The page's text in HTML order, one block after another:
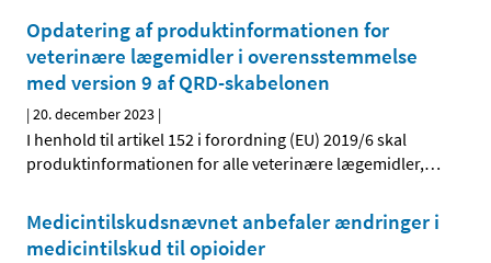
Opdatering af produktinformationen for
veterinære lægemidler i overensstemmelse
med version 9 af QRD-skabelonen
|20. december 2023 |
I henhold til artikel 152 i forordning (EU) 2019/6 skal
produktinformationen for alle veterinære lægemidler,…
Medicintilskudsnævnet anbefaler ændringer i
medicintilskud til opioider